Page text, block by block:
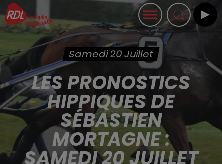
Samedi 20 Juillet
LES PRONOSTICS
HIPPIQUES DE
SÉBASTIEN
MORTAGNE :
SAMEDI 20 JUILLET